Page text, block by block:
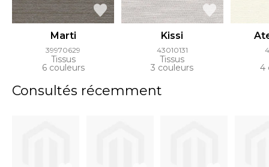
Marti
39970629
Tissus
6 couleurs
Kissi
43010131
Tissus
3 couleurs 4
Consultés récemment